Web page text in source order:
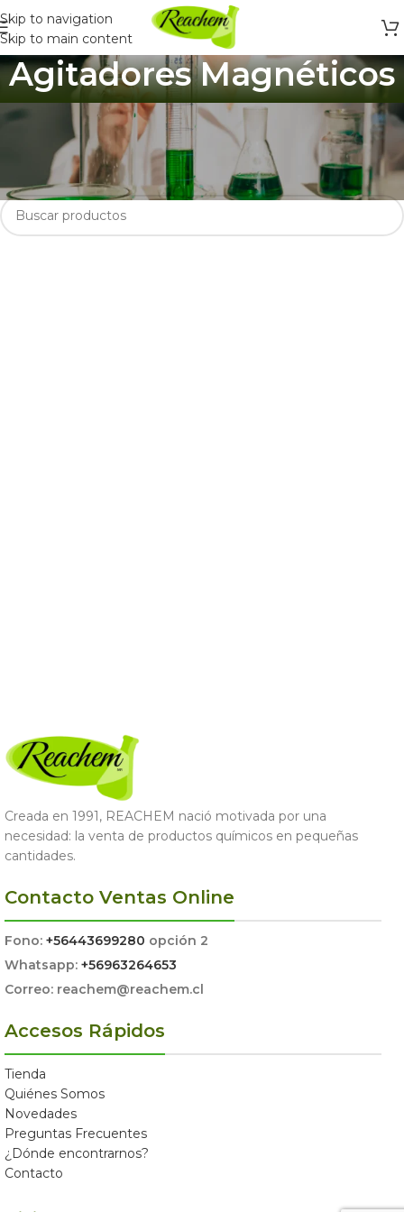
Skip to navigation
Skip to main content
Agitadores Magnéticos
Inicio Productos Químicos y Laboratorio
Instrumentos de Laboratorio Agitadores Magnéticos
No se encontraron productos que concuerden con la selección.
Creada en 1991, REACHEM nació motivada por una
necesidad: la venta de productos químicos en pequeñas
cantidades.
Contacto Ventas Online
Fono: +56443699280 opción 2
Whatsapp: +56963264653
Correo: reachem@reachem.cl
Accesos Rápidos
Tienda
Quiénes Somos
Novedades
Preguntas Frecuentes
¿Dónde encontrarnos?
Contacto